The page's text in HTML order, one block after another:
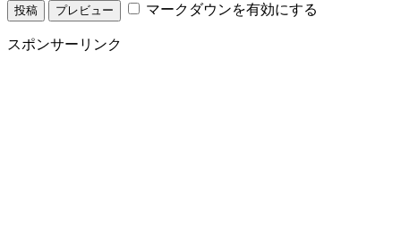
マークダウンを有効にする
スポンサーリンク